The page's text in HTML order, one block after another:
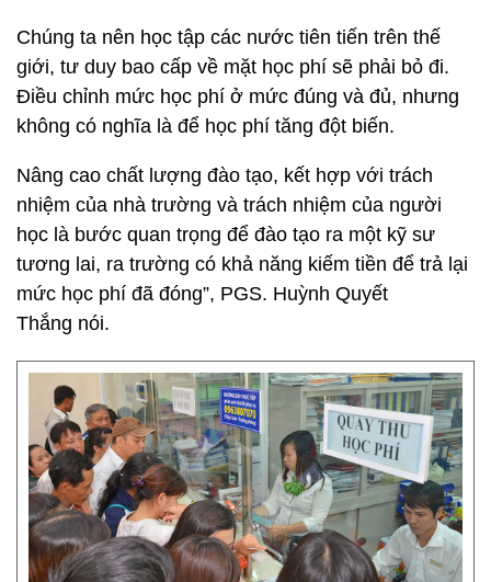
Chúng ta nên học tập các nước tiên tiến trên thế
giới, tư duy bao cấp về mặt học phí sẽ phải bỏ đi.
Điều chỉnh mức học phí ở mức đúng và đủ, nhưng
không có nghĩa là để học phí tăng đột biến.
Nâng cao chất lượng đào tạo, kết hợp với trách
nhiệm của nhà trường và trách nhiệm của người
học là bước quan trọng để đào tạo ra một kỹ sư
tương lai, ra trường có khả năng kiếm tiền để trả lại
mức học phí đã đóng”, PGS. Huỳnh Quyết
Thắng nói.